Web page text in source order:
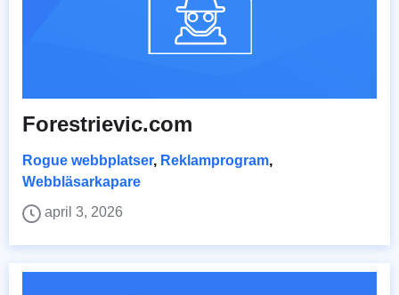
Forestrievic.com
Rogue webbplatser, Reklamprogram,
Webbläsarkapare
april 3, 2026